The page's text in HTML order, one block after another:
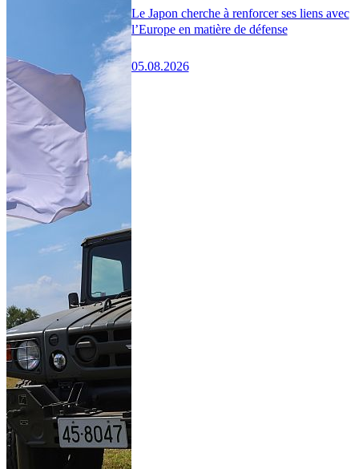
Le Japon cherche à renforcer ses liens avec
l’Europe en matière de défense
05.08.2026